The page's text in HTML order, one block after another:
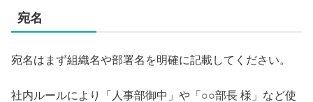
宛名
宛名はまず組織名や部署名を明確に記載してください。
社内ルールにより「人事部御中」や「○○部長 様」など使